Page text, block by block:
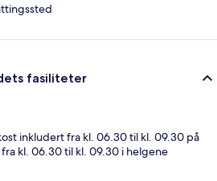
fasiliteter
inkludert fra kl. 06.30 til kl. 09.30 på
kl. 06.30 til kl. 09.30 i helgene